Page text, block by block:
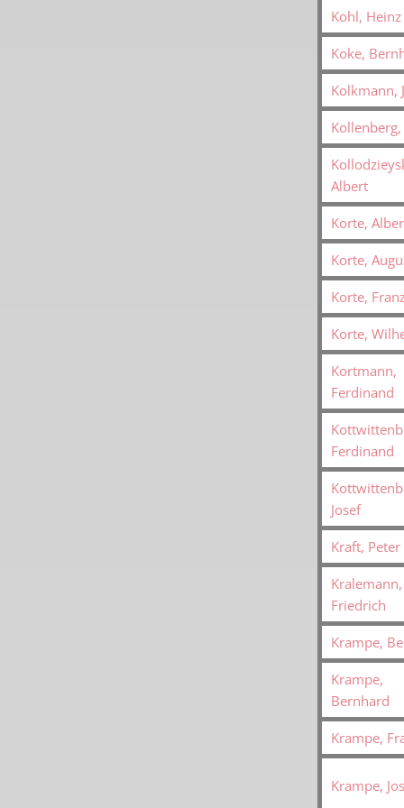
Kohl, Heinz
Koke,
Kolkmann,
Albert
Korte,
Korte,
Korte,
Korte,
Kortmann,
Ferdinand
Ferdinand
Josef
Kraft, Peter
Kralemann,
Friedrich
Krampe,
Krampe,
Bernhard
Krampe,
Krampe,